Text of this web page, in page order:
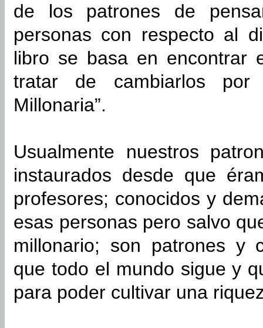
de los patrones de
personas con respecto al
libro se basa en encontrar
tratar de cambiarlos
Millonaria”.
Usualmente nuestros
instaurados desde que
profesores; conocidos y
esas personas pero salvo
millonario; son patrones y
que todo el mundo sigue y
para poder cultivar una